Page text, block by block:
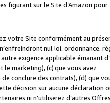
figurant sur le Site d’Amazon pour
votre Site conformément au
nul loi, ordonnance,
exigence applicable émanant
marketing), (c) que vous avez
conclure des contrats), (d) que
décision sur aucune déclaration
ni n’utiliserez d’autres